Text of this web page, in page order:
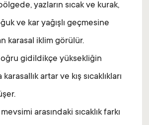
yazların sıcak ve kurak,
ve kar yağışlı geçmesine
karasal iklim görülür.
gidildikçe yüksekliğin
karasallık artar ve kış sıcaklıkları
arasındaki sıcaklık farkı